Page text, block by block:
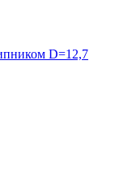
D=12,7